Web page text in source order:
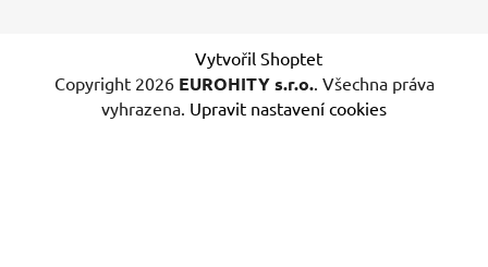
Vytvořil Shoptet
Copyright 2026 EUROHITY s.r.o.. Všechna práva
vyhrazena. Upravit nastavení cookies